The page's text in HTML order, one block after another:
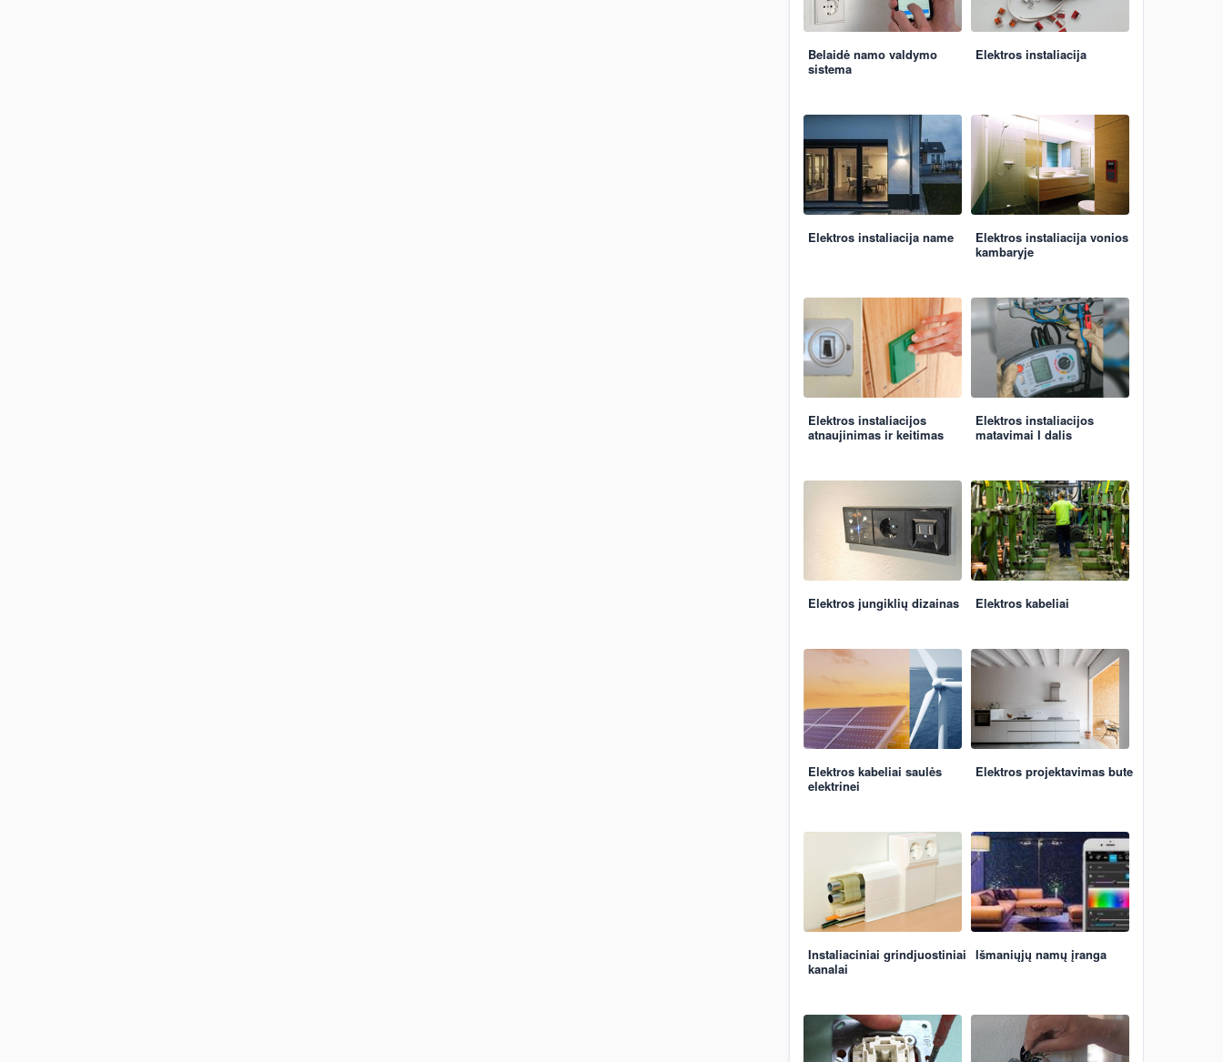
Belaidė namo valdymo
sistema
Elektros instaliacija
Elektros instaliacija name
Elektros instaliacija vonios
kambaryje
Elektros instaliacijos
atnaujinimas ir keitimas
Elektros instaliacijos
matavimai I dalis
Elektros jungiklių dizainas Elektros kabeliai
Elektros kabeliai saulės
elektrinei
Elektros projektavimas bute
Instaliaciniai grindjuostiniai
kanalai
Išmaniųjų namų įranga